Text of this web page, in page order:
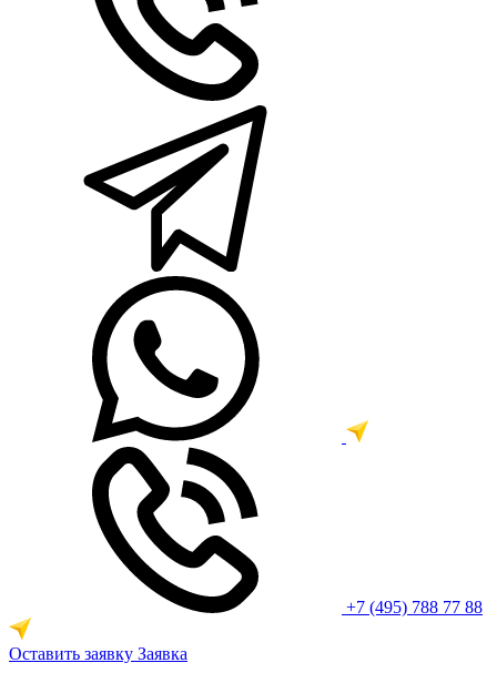
+7 (495) 788 77 88
Оставить заявку Заявка